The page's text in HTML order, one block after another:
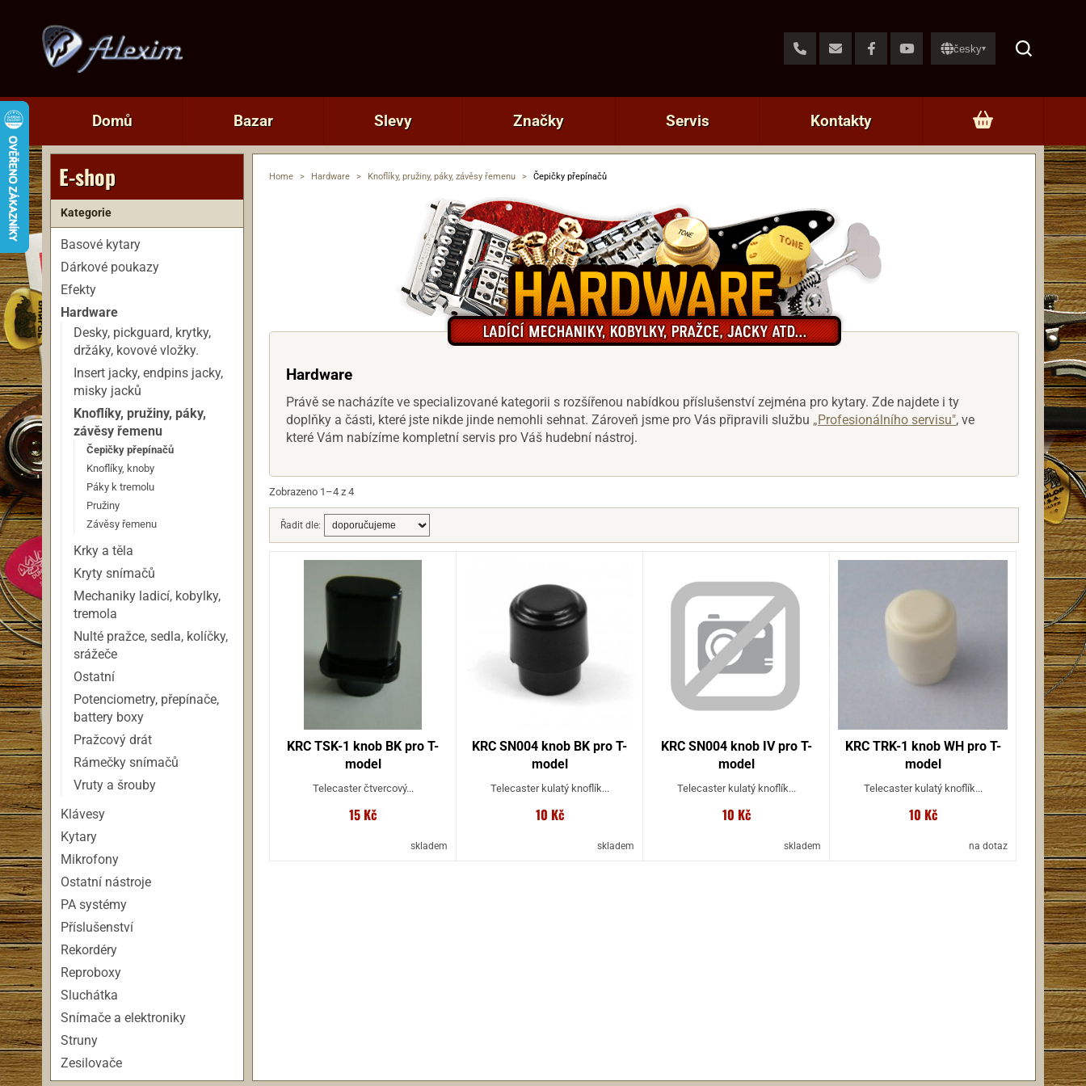
česky▾
Domů Bazar Slevy Značky Servis Kontakty
Home > Hardware > Knoflíky, pružiny, páky, závěsy řemenu > Čepičky přepínačů
Hardware
Právě se nacházíte ve specializované kategorii s rozšířenou nabídkou příslušenství zejména pro kytary. Zde najdete i ty
doplňky a části, které jste nikde jinde nemohli sehnat. Zároveň jsme pro Vás připravili službu „Profesionálního servisu", ve
které Vám nabízíme kompletní servis pro Váš hudební nástroj.
Zobrazeno 1–4 z 4
Řadit dle:
KRC TSK-1 knob BK pro T-
model
Telecaster čtvercový...
15 Kč
skladem
KRC SN004 knob BK pro T-
model
Telecaster kulatý knoflík...
10 Kč
skladem
KRC SN004 knob IV pro T-
model
Telecaster kulatý knoflík...
10 Kč
skladem
KRC TRK-1 knob WH pro T-
model
Telecaster kulatý knoflík...
10 Kč
na dotaz
E-shop
Kategorie
Basové kytary
Dárkové poukazy
Efekty
Hardware
Desky, pickguard, krytky,
držáky, kovové vložky.
Insert jacky, endpins jacky,
misky jacků
Knoflíky, pružiny, páky,
závěsy řemenu
Čepičky přepínačů
Knoflíky, knoby
Páky k tremolu
Pružiny
Závěsy řemenu
Krky a těla
Kryty snímačů
Mechaniky ladicí, kobylky,
tremola
Nulté pražce, sedla, kolíčky,
srážeče
Ostatní
Potenciometry, přepínače,
battery boxy
Pražcový drát
Rámečky snímačů
Vruty a šrouby
Klávesy
Kytary
Mikrofony
Ostatní nástroje
PA systémy
Příslušenství
Rekordéry
Reproboxy
Sluchátka
Snímače a elektroniky
Struny
Zesilovače